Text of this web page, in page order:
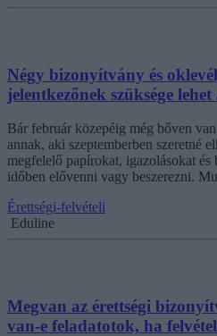
Négy bizonyítvány és
jelentkezőnek szüksége
Bár február közepéig még bőven
annak, aki szeptemberben szeretné
megfelelő papírokat, igazolásokat
időben elővenni vagy beszerezni.
Érettségi-felvételi
Eduline
Megvan az érettségi
van-e feladatotok, ha